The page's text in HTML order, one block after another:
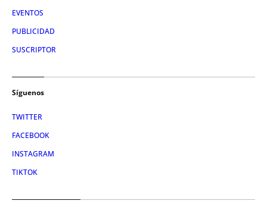
EVENTOS
PUBLICIDAD
SUSCRIPTOR
Síguenos
TWITTER
FACEBOOK
INSTAGRAM
TIKTOK